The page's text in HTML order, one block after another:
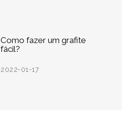
Como fazer um grafite
fácil?
2022-01-17